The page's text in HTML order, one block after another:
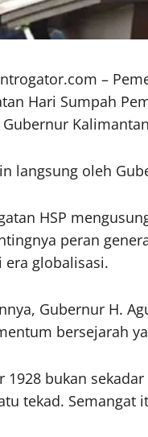
–
Hari Sumpah
langsung oleh
HSP
peran
era globalisasi.
Gubernur H.
bersejarah
1928 bukan
tekad.